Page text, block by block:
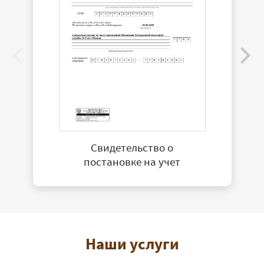
Свидетельство о
постановке на учет
Наши услуги